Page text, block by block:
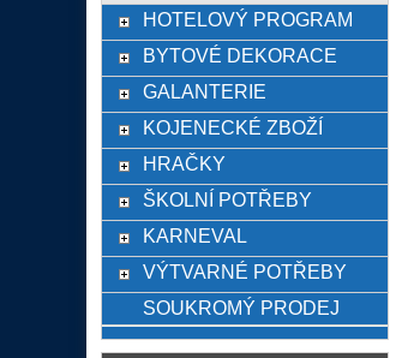
HOTELOVÝ PROGRAM
BYTOVÉ DEKORACE
GALANTERIE
KOJENECKÉ ZBOŽÍ
HRAČKY
ŠKOLNÍ POTŘEBY
KARNEVAL
VÝTVARNÉ POTŘEBY
SOUKROMÝ PRODEJ